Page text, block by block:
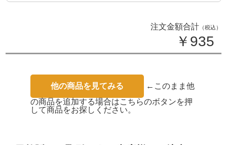
注文金額合計（税込）
￥935
他の商品を見てみる
←このまま他
の商品を追加する場合はこちらのボタンを押
して商品をお探しください。